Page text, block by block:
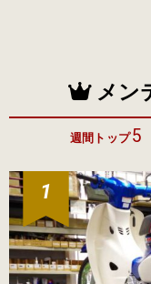
メン
週間トップ5